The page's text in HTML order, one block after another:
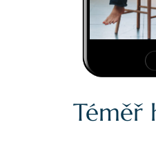
Téměř